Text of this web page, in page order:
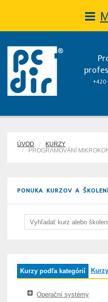
+420
ÚVOD
KURZY
PROGRAMOVÁNÍ
PONUKA KURZOV A
Kurzy podľa kategórií
Operační systémy